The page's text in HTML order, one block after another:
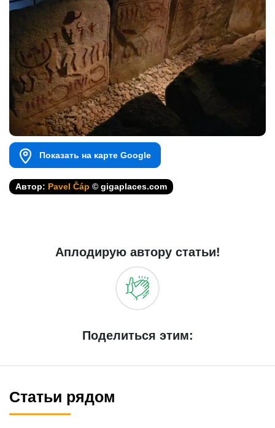
Показать на карте Google
Автор: Pavel Čáp © gigaplaces.com
Аплодирую автору статьи!
Поделиться этим:
Статьи рядом